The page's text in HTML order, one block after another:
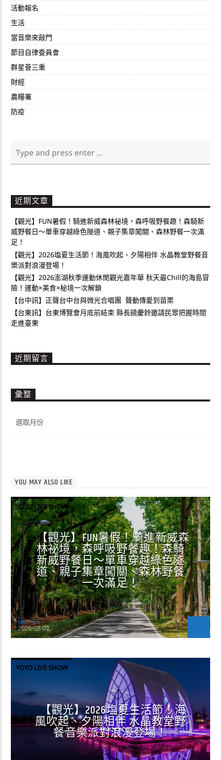
活動報名
生活
當音樂來敲門
節目自律委員會
群星薈三重
財經
農糧署
防疫
近期文章
【觀光】FUN暑假！騎進新威森林祕境，森呼吸野餐趣！森騎新
威野餐日～單車穿越綠色隧道、親子集章闖關、森林野餐一次滿
足！
【觀光】2026塩夏生活節！海風吹起、夕陽相伴 水晶教堂野餐音
樂派對浪漫登場！
【觀光】2026澎湖秋季運動休閒觀光嘉年華 秋天最Chill的海島冒
險！運動×美食×秘境一次解鎖
【台中訊】正聲台中台與微光合唱團 聲動傳愛到苗栗
【台東訊】台東博覽會月底前結束 縣長饒慶鈴邀請民眾把握時間
走進臺東
近期留言
彙整
整
YOU MAY ALSO LIKE
YOYO LIVE SHOW
【觀光】FUN暑假！騎進新威森
林祕境，森呼吸野餐趣！森騎
新威野餐日～單車穿越綠色隧
道、親子集章闖關、森林野餐
一次滿足！
Jean-CS
2026-08-07
YOYO LIVE SHOW
【觀光】2026塩夏生活節！海
風吹起、夕陽相伴 水晶教堂野
餐音樂派對浪漫登場！